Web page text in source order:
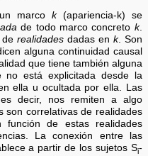
marco k(apariencia-k) se
de todo marco concreto k.
realidadesdadas en k. Son
alguna continuidad causal
que tiene también alguna
está explicitada desde la
ella u ocultada por ella. Las
decir, nos remiten a algo
son correlativas de realidades
de estas realidades
La conexión entre las
a partir de los sujetos Si-